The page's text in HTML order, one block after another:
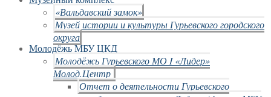
«Вальдавский замок»
Музей истории и культуры Гурьевского городского
округа
Молодёжь МБУ ЦКД
Молодёжь Гурьевского МО I «Лидер»
Молод.Центр
Отчет о деятельности Гурьевского